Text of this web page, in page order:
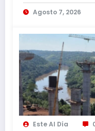
Agosto 7, 2026
Este Al Día